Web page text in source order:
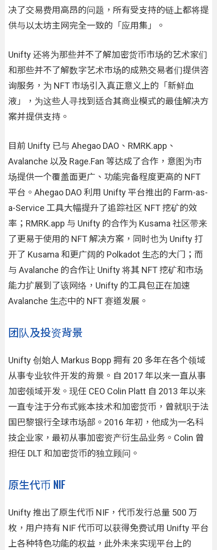
决了交易费用高昂的问题，所有受支持的链上都将提
供与以太坊主网完全一致的「应用集」。
Unifty 还将为那些并不了解加密货币市场的艺术家们
和那些并不了解数字艺术市场的成熟交易者们提供咨
询服务，为 NFT 市场引入真正意义上的「新鲜血
液」，为这些人寻找到适合其商业模式的最佳解决方
案并提供支持。
目前 Unifty 已与 Ahegao DAO、RMRK.app、
Avalanche 以及 Rage.Fan 等达成了合作，意图为市
场提供一个覆盖面更广、功能完备程度更高的 NFT
平台。Ahegao DAO 利用 Unifty 平台推出的 Farm-as-
a-Service 工具大幅提升了追踪社区 NFT 挖矿的效
率；RMRK.app 与 Unifty 的合作为 Kusama 社区带来
了更易于使用的 NFT 解决方案，同时也为 Unifty 打
开了 Kusama 和更广阔的 Polkadot 生态的大门；而
与 Avalanche 的合作让 Unifty 将其 NFT 挖矿和市场
能力扩展到了该网络，Unifty 的工具包正在加速
Avalanche 生态中的 NFT 赛道发展。
团队及投资背景
Unifty 创始人 Markus Bopp 拥有 20 多年在各个领域
从事专业软件开发的背景。自 2017 年以来一直从事
加密领域开发。现任 CEO Colin Platt 自 2013 年以来
一直专注于分布式账本技术和加密货币，曾就职于法
国巴黎银行全球市场部。2016 年初，他成为一名科
技企业家，最初从事加密资产衍生品业务。Colin 曾
担任 DLT 和加密货币的独立顾问。
原生代币 NIF
Unifty 推出了原生代币 NIF，代币发行总量 500 万
枚，用户持有 NIF 代币可以获得免费试用 Unifty 平台
上各种特色功能的权益，此外未来实现平台上的